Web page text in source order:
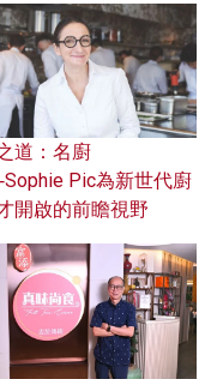
道：名廚
Pic為新世代廚
開啟的前瞻視野